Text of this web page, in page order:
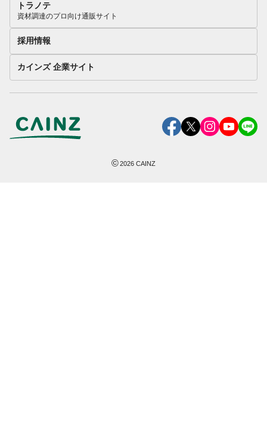
トラノテ
資材調達のプロ向け通販サイト
採用情報
カインズ 企業サイト
©2026 CAINZ